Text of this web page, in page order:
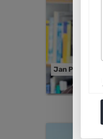
Jan Peters